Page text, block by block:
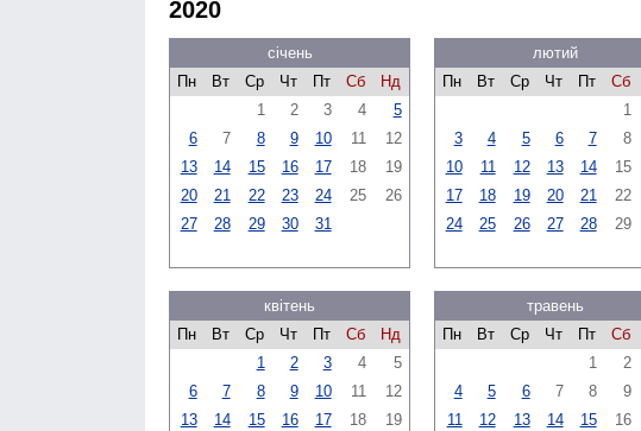
2020
січень
Пн
Вт Ср Чт Пт Сб
Нд
1
2 3 4
5
6
7 8 9 10 11
12
13
14 15 16 17 18
19
20
21 22 23 24 25
26
27
28 29 30 31
лютий
Пн
Вт Ср Чт Пт Сб
1
3
4 5 6 7 8
10
11 12 13 14 15
17
18 19 20 21 22
24
25 26 27 28 29
квітень
Пн
Вт Ср Чт Пт Сб
Нд
1
2 3 4
5
6
7 8 9 10 11
12
13
14 15 16 17 18
19
травень
Пн
Вт Ср Чт Пт Сб
1
2
4
5 6 7 8 9
11
12 13 14 15 16